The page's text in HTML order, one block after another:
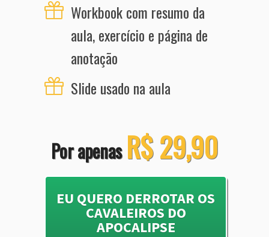
Workbook com resumo da
aula, exercício e página de
anotação
Slide usado na aula
Por apenasR$ 29,90
EU QUERO DERROTAR OS
CAVALEIROS DO
APOCALIPSE